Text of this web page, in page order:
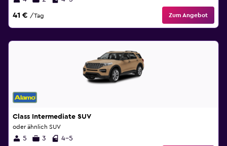
41 € /Tag Zum Angebot
Class Intermediate SUV
oder ähnlich SUV
5 3 4-5